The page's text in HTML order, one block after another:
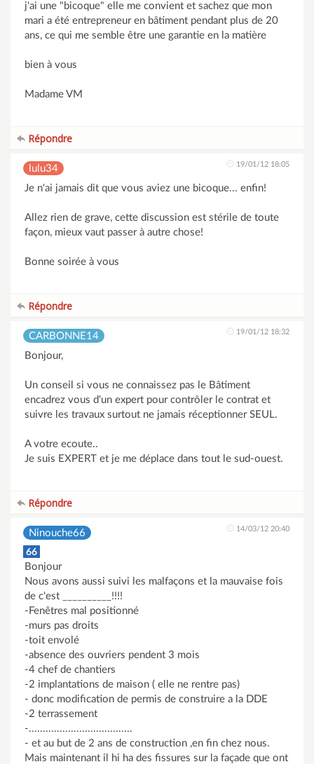
j'ai une "bicoque" elle me convient et sachez que mon
mari a été entrepreneur en bâtiment pendant plus de 20
ans, ce qui me semble être une garantie en la matière
bien à vous
Madame VM
Répondre
lulu34 19/01/12 18:05
Je n'ai jamais dit que vous aviez une bicoque... enfin!
Allez rien de grave, cette discussion est stérile de toute
façon, mieux vaut passer à autre chose!
Bonne soirée à vous
Répondre
CARBONNE14 19/01/12 18:32
Bonjour,
Un conseil si vous ne connaissez pas le Bâtiment
encadrez vous d'un expert pour contrôler le contrat et
suivre les travaux surtout ne jamais réceptionner SEUL.
A votre ecoute..
Je suis EXPERT et je me déplace dans tout le sud-ouest.
Répondre
Ninouche66 14/03/12 20:40
66
Bonjour
Nous avons aussi suivi les malfaçons et la mauvaise fois
de c'est __________!!!!
-Fenêtres mal positionné
-murs pas droits
-toit envolé
-absence des ouvriers pendent 3 mois
-4 chef de chantiers
-2 implantations de maison ( elle ne rentre pas)
- donc modification de permis de construire a la DDE
-2 terrassement
-.....................................
- et au but de 2 ans de construction ,en fin chez nous.
Mais maintenant il hi ha des fissures sur la façade que ont